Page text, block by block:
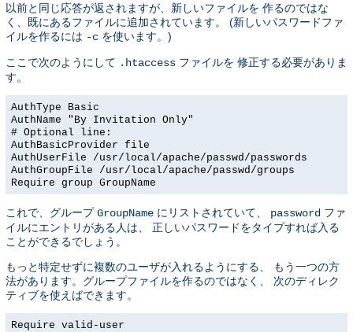
以前と同じ応答が返されますが、新しいファイルを 作るのではな
く、既にあるファイルに追加されています。 (新しいパスワードファ
イルを作るには -c を使います。)
ここで次のようにして .htaccess ファイルを 修正する必要がありま
す。
AuthType Basic
AuthName "By Invitation Only"
# Optional line:
AuthBasicProvider file
AuthUserFile /usr/local/apache/passwd/passwords
AuthGroupFile /usr/local/apache/passwd/groups
Require group GroupName
これで、グループGroupName にリストされていて、 password ファ
イルにエントリがある人は、 正しいパスワードをタイプすれば入る
ことができるでしょう。
もっと特定せずに複数のユーザが入れるようにする、 もう一つの方
法があります。グループファイルを作るのではなく、 次のディレク
ティブを使えばできます。
Require valid-user